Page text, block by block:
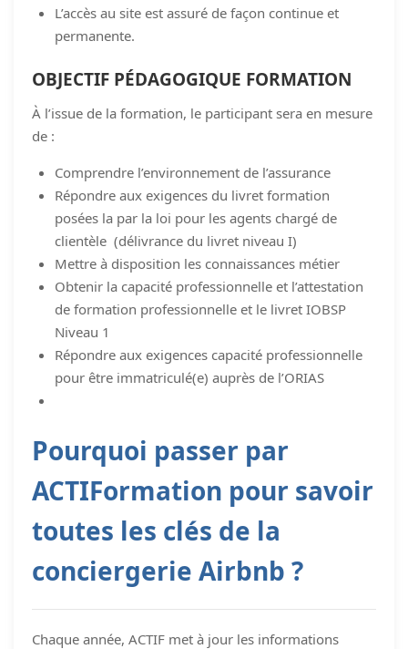
L’accès au site est assuré de façon continue et
permanente.
OBJECTIF PÉDAGOGIQUE FORMATION
À l’issue de la formation, le participant sera en mesure
de :
Comprendre l’environnement de l’assurance
Répondre aux exigences du livret formation
posées la par la loi pour les agents chargé de
clientèle (délivrance du livret niveau I)
Mettre à disposition les connaissances métier
Obtenir la capacité professionnelle et l’attestation
de formation professionnelle et le livret IOBSP
Niveau 1
Répondre aux exigences capacité professionnelle
pour être immatriculé(e) auprès de l’ORIAS
Pourquoi passer par
ACTIFormation pour savoir
toutes les clés de la
conciergerie Airbnb ?
Chaque année, ACTIF met à jour les informations